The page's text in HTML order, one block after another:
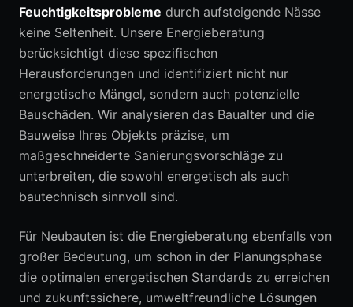
Feuchtigkeitsprobleme durch aufsteigende Nässe
keine Seltenheit. Unsere Energieberatung
berücksichtigt diese spezifischen
Herausforderungen und identifiziert nicht nur
energetische Mängel, sondern auch potenzielle
Bauschäden. Wir analysieren das Baualter und die
Bauweise Ihres Objekts präzise, um
maßgeschneiderte Sanierungsvorschläge zu
unterbreiten, die sowohl energetisch als auch
bautechnisch sinnvoll sind.
Für Neubauten ist die Energieberatung ebenfalls von
großer Bedeutung, um schon in der Planungsphase
die optimalen energetischen Standards zu erreichen
und zukunftssichere, umweltfreundliche Lösungen